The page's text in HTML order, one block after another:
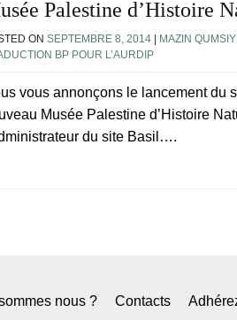
Palestine d’Histoire
ON SEPTEMBRE 8, 2014 MAZIN
BP POUR L’AURDIP
vous annonçons le lancement du
Musée Palestine d’Histoire
du site Basil….
nous ? Contacts